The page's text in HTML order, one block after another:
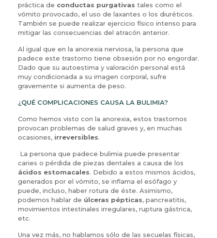
práctica de conductas purgativas tales como el
vómito provocado, el uso de laxantes o los diuréticos.
También se puede realizar ejercicio físico intenso para
mitigar las consecuencias del atracón anterior.
Al igual que en la anorexia nerviosa, la persona que
padece este trastorno tiene obsesión por no engordar.
Dado que su autoestima y valoración personal está
muy condicionada a su imagen corporal, sufre
gravemente si aumenta de peso.
¿QUÉ COMPLICACIONES CAUSA LA BULIMIA?
Como hemos visto con la anorexia, estos trastornos
provocan problemas de salud graves y, en muchas
ocasiones, irreversibles.
La persona que padece bulimia puede presentar
caries o pérdida de piezas dentales a causa de los
ácidos estomacales. Debido a estos mismos ácidos,
generados por el vómito, se inflama el esófago y
puede, incluso, haber rotura de éste. Asimismo,
podemos hablar de úlceras pépticas, pancreatitis,
movimientos intestinales irregulares, ruptura gástrica,
etc.
Una vez más, no hablamos sólo de las secuelas físicas,